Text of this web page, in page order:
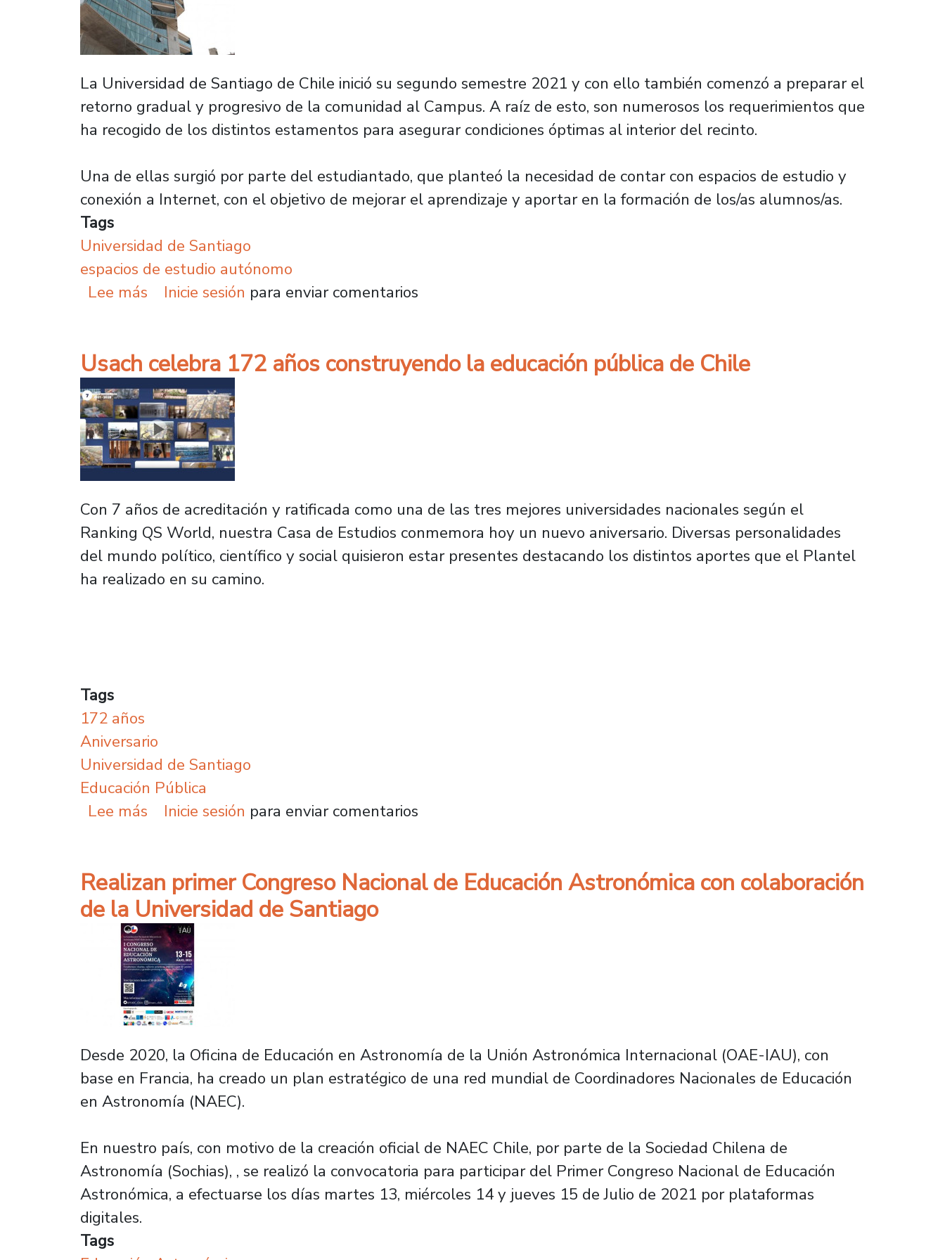
La Universidad de Santiago de Chile inició su segundo semestre 2021 y con ello también comenzó a preparar el
retorno gradual y progresivo de la comunidad al Campus. A raíz de esto, son numerosos los requerimientos que
ha recogido de los distintos estamentos para asegurar condiciones óptimas al interior del recinto.
Una de ellas surgió por parte del estudiantado, que planteó la necesidad de contar con espacios de estudio y
conexión a Internet, con el objetivo de mejorar el aprendizaje y aportar en la formación de los/as alumnos/as.
Tags
Universidad de Santiago
espacios de estudio autónomo
Lee más sobre Universidad de Santiago habilita espacios de estudio autónomo en tres edificios del Campus
Inicie sesión para enviar comentarios
Usach celebra 172 años construyendo la educación pública de Chile
Con 7 años de acreditación y ratificada como una de las tres mejores universidades nacionales según el
Ranking QS World, nuestra Casa de Estudios conmemora hoy un nuevo aniversario. Diversas personalidades
del mundo político, científico y social quisieron estar presentes destacando los distintos aportes que el Plantel
ha realizado en su camino.
Tags
172 años
Aniversario
Universidad de Santiago
Educación Pública
Lee más sobre Usach celebra 172 años construyendo la educación pública de Chile
Inicie sesión para enviar comentarios
Realizan primer Congreso Nacional de Educación Astronómica con colaboración
de la Universidad de Santiago
Desde 2020, la Oficina de Educación en Astronomía de la Unión Astronómica Internacional (OAE-IAU), con
base en Francia, ha creado un plan estratégico de una red mundial de Coordinadores Nacionales de Educación
en Astronomía (NAEC).
En nuestro país, con motivo de la creación oficial de NAEC Chile, por parte de la Sociedad Chilena de
Astronomía (Sochias), , se realizó la convocatoria para participar del Primer Congreso Nacional de Educación
Astronómica, a efectuarse los días martes 13, miércoles 14 y jueves 15 de Julio de 2021 por plataformas
digitales.
Tags